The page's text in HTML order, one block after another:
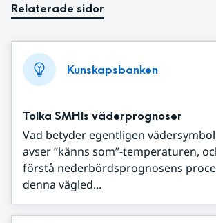
Relaterade sidor
Kunskapsbanken
Tolka SMHIs väderprognoser
Vad betyder egentligen
avser ”känns som”-temperaturen,
förstå nederbördsprognosens
denna vägled...